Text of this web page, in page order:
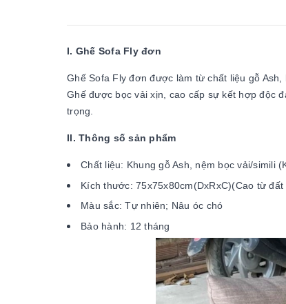
I. Ghế Sofa Fly đơn
Ghế Sofa Fly đơn được làm từ chất liệu gỗ
Ghế được bọc vải xịn, cao cấp sự kết hợp độc
trọng.
II. Thông số sản phẩm
Chất liệu: Khung gỗ Ash, nệm bọc vải/simili
Kích thước: 75x75x80cm(DxRxC)(Cao từ đất
Màu sắc: Tự nhiên; Nâu óc chó
Bảo hành: 12 tháng